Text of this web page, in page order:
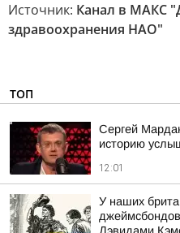
Источник: Канал в МАКС
здравоохранения НАО"
ТОП
Сергей
историю
12:01
У наших